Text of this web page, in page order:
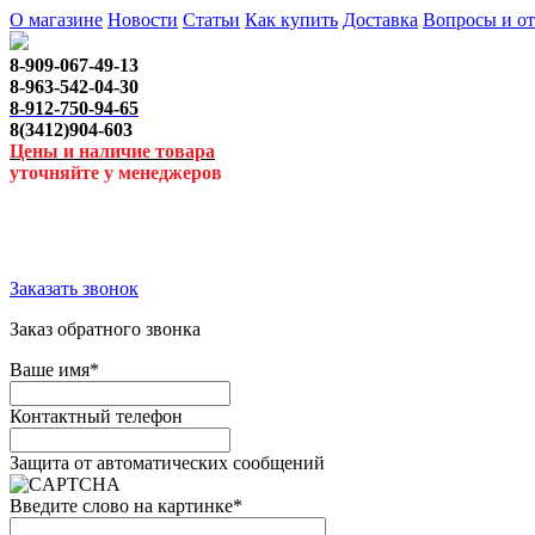
О магазине Новости Статьи Как купить Доставка Вопросы и
8-909-067-49-13
8-963-542-04-30
8-912-750-94-65
8(3412)904-603
Цены и наличие товара
уточняйте у менеджеров
Заказать звонок
Заказ обратного звонка
Ваше имя*
Контактный телефон
Защита от автоматических сообщений
Введите слово на картинке*